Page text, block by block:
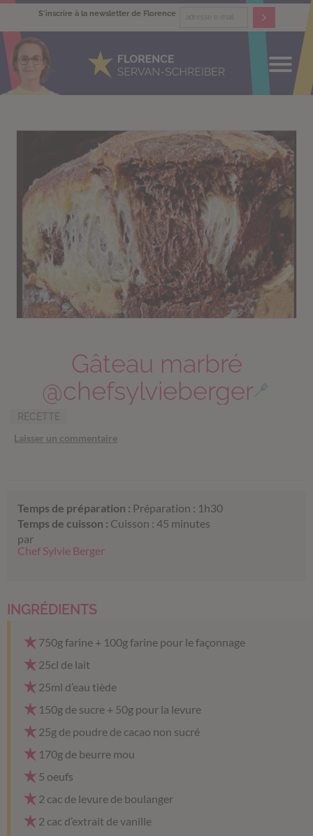
S'inscrire à la newsletter de Florence
Gâteau marbré
@chefsylvieberger
RECETTE
Laisser un commentaire
Temps de préparation : Préparation : 1h30
Temps de cuisson : Cuisson : 45 minutes
par
Chef Sylvie Berger
INGRÉDIENTS
750g farine + 100g farine pour le façonnage
25cl de lait
25ml d’eau tiède
150g de sucre + 50g pour la levure
25g de poudre de cacao non sucré
170g de beurre mou
5 oeufs
2 cac de levure de boulanger
2 cac d’extrait de vanille